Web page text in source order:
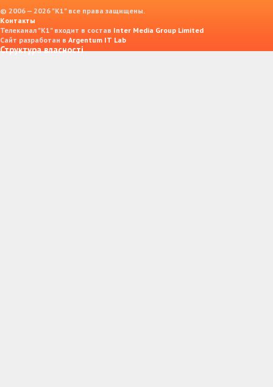
© 2006 — 2026 "K1" все права защищены.
Контакты
Телеканал "К1" входит в состав Inter Media Group Limited
Сайт разработан в Argentum IT Lab
Структура власності